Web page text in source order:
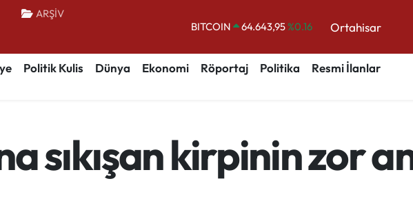
ARŞİV
BITCOIN 64.643,95%0.16
DOLAR
47,6006%0.06
EURO
55,0250 %0.02
BİST100
13.799%70
Ortahisar
Politik Kulis Dünya Ekonomi Röportaj Politika
Resmi İlanlar
sıkışan kirpinin zor